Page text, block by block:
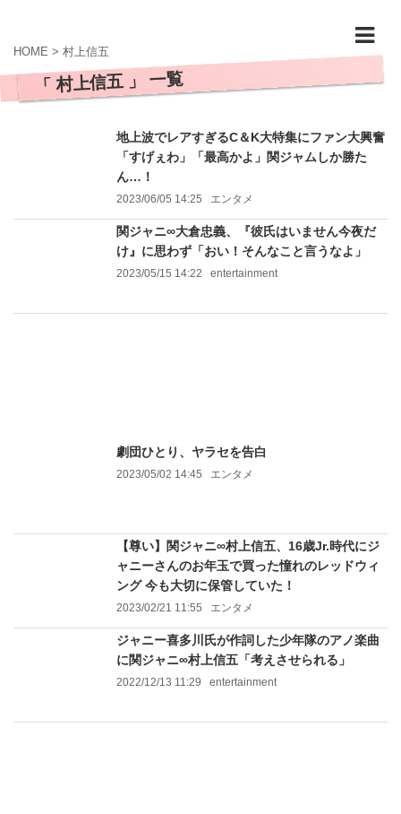
HOME > 村上信五
「 村上信五 」 一覧
地上波でレアすぎるC＆K大特集にファン大興奮
「すげぇわ」「最高かよ」関ジャムしか勝た
ん…！
2023/06/05 14:25 エンタメ
関ジャニ∞大倉忠義、『彼氏はいません今夜だ
け』に思わず「おい！そんなこと言うなよ」
2023/05/15 14:22 entertainment
劇団ひとり、ヤラセを告白
2023/05/02 14:45 エンタメ
【尊い】関ジャニ∞村上信五、16歳Jr.時代にジ
ャニーさんのお年玉で買った憧れのレッドウィ
ング 今も大切に保管していた！
2023/02/21 11:55 エンタメ
ジャニー喜多川氏が作詞した少年隊のアノ楽曲
に関ジャニ∞村上信五「考えさせられる」
2022/12/13 11:29 entertainment